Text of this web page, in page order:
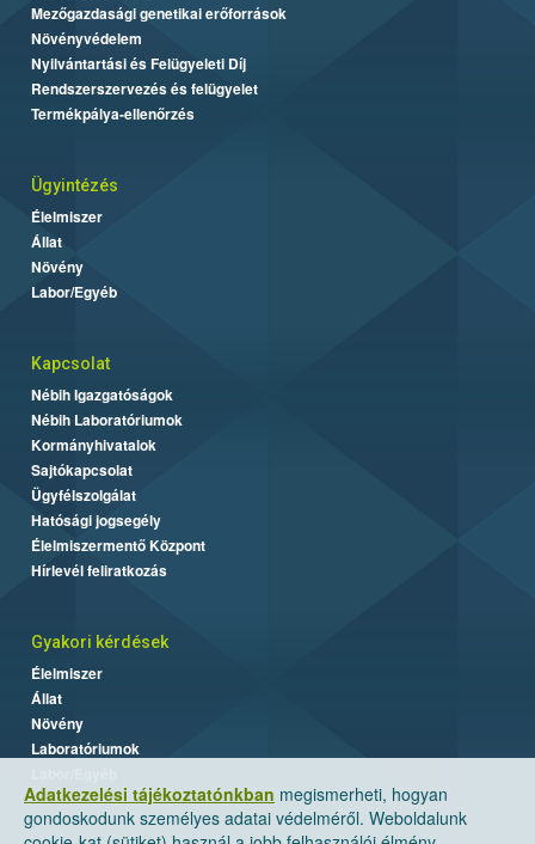
Adatkezelési tájékoztatónkban megismerheti, hogyan
gondoskodunk személyes adatai védelméről. Weboldalunk
Mezőgazdasági genetikai erőforrások
Növényvédelem
Nyilvántartási és Felügyeleti Díj
Rendszerszervezés és felügyelet
Termékpálya-ellenőrzés
Ügyintézés
Élelmiszer
Állat
Növény
Labor/Egyéb
Kapcsolat
Nébih Igazgatóságok
Nébih Laboratóriumok
Kormányhivatalok
Sajtókapcsolat
Ügyfélszolgálat
Hatósági jogsegély
Élelmiszermentő Központ
Hírlevél feliratkozás
Gyakori kérdések
Élelmiszer
Állat
Növény
Laboratóriumok